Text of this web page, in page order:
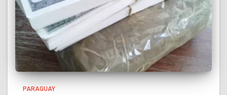
PARAGUAY